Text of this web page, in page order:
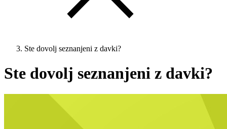
Ste dovolj seznanjeni z davki?
Ste dovolj seznanjeni z davki?